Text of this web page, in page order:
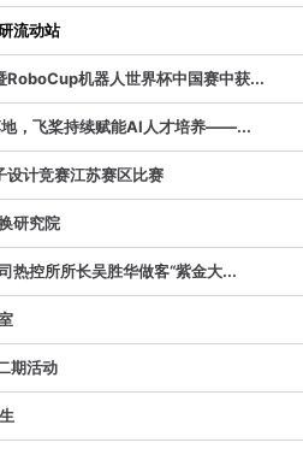
流动站
机器人世界杯中国赛中获...
，飞桨持续赋能AI人才培养——...
计竞赛江苏赛区比赛
研究院
热控所所长吴胜华做客“紫金大...
期活动